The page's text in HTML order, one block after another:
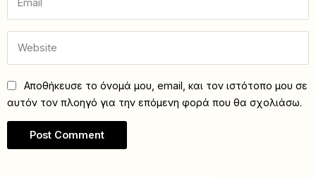
Αποθήκευσε το όνομά μου, email, και τον ιστότοπο μου σε
αυτόν τον πλοηγό για την επόμενη φορά που θα σχολιάσω.